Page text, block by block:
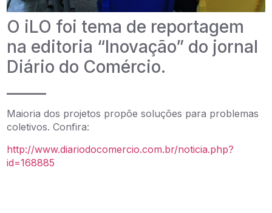
O iLO foi tema de reportagem
na editoria “Inovação” do jornal
Diário do Comércio.
Maioria dos projetos propõe soluções para problemas
coletivos. Confira:
http://www.diariodocomercio.com.br/noticia.php?
id=168885